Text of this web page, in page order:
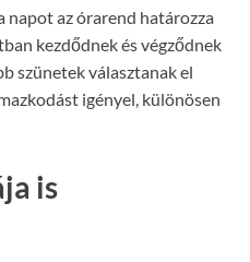
napot az órarend határozza
kezdődnek és végződnek
szünetek választanak el
igényel, különösen
is